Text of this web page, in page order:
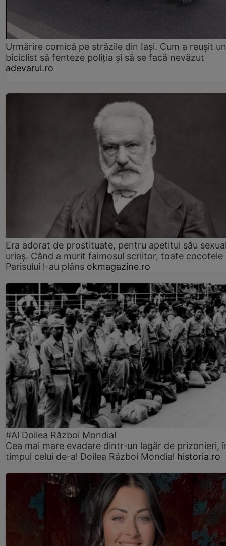
Urmărire comică pe străzile din Iași. Cum a reușit un
biciclist să fenteze poliția și să se facă nevăzut
adevarul.ro
Era adorat de prostituate, pentru apetitul său
uriaș. Când a murit faimosul scriitor, toate cocotele
Parisului l-au plâns okmagazine.ro
#Al Doilea Război Mondial
Cea mai mare evadare dintr-un lagăr de prizonieri,
timpul celui de-al Doilea Război Mondial historia.ro